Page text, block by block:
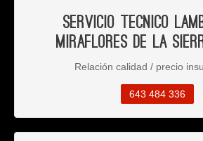
Servicio Tecnico
Miraflores de la
Relación calidad / precio
643 484 336